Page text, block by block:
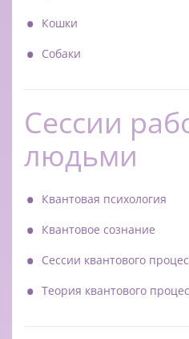
Кошки
Собаки
Сессии
людьми
Квантовая психология
Квантовое сознание
Сессии квантового
Теория квантового